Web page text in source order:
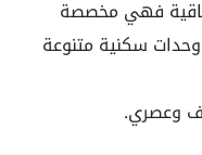
فهي مخصصة
سكنية متنوعة
وعصري.